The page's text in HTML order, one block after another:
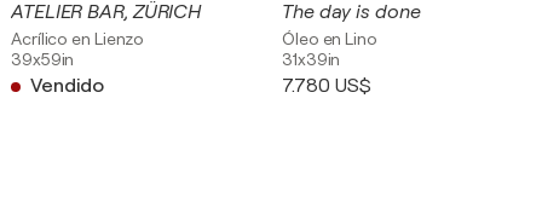
ATELIER BAR, ZÜRICH
Acrílico en Lienzo
39x59in
Vendido
The day is done
Óleo en Lino
31x39in
7.780 US$